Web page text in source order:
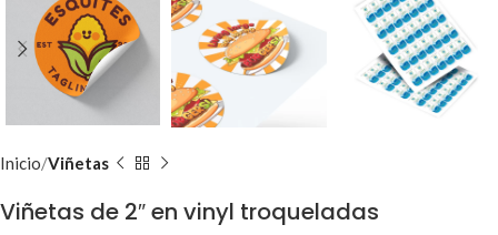
Inicio Viñetas
Viñetas de 2″ en vinyl troqueladas